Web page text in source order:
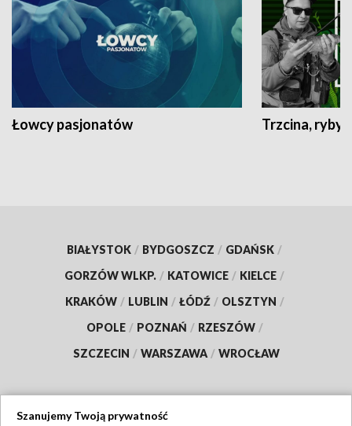
Łowcy pasjonatów Trzcina, ryby
BIAŁYSTOK / BYDGOSZCZ / GDAŃSK /
GORZÓW WLKP. / KATOWICE / KIELCE /
KRAKÓW / LUBLIN / ŁÓDŹ / OLSZTYN /
OPOLE / POZNAŃ / RZESZÓW /
SZCZECIN / WARSZAWA / WROCŁAW
Szanujemy Twoją prywatność